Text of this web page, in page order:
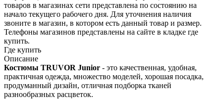
товаров в маг­азинах сети представ­лена по состоянию на
начало текущего раб­очего дня. Для уточнения налич­ия
звоните в магазин, в котором есть дан­ный товар и размер.
Телефоны магазинов представлены на сайте в кладке где
купить.
Где купить
Описание
Костюмы TRUVOR Junior - это качественная, удобная,
практичная одежда, множество моделей, хорошая посадка,
продуманный дизайн, отличная подборка тканей
разнообразных расцветок.